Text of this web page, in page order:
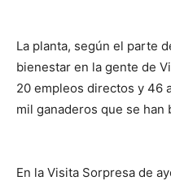
La planta, según el parte
bienestar en la gente de
20 empleos directos y 46
mil ganaderos que se han
En la Visita Sorpresa de